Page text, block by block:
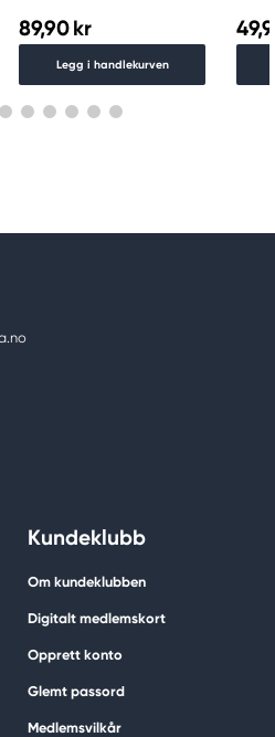
89,90 kr
Legg i handlekurven
Kundeklubb
Om kundeklubben
Digitalt medlemskort
Opprett konto
Glemt passord
Medlemsvilkår